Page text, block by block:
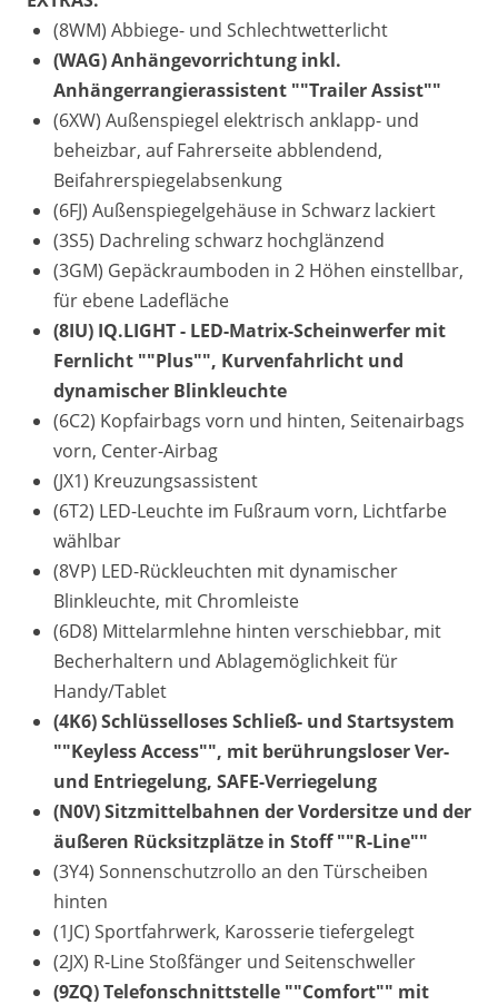
(8WM) Abbiege- und Schlechtwetterlicht
(WAG) Anhängevorrichtung inkl.
Anhängerrangierassistent ""Trailer Assist""
(6XW) Außenspiegel elektrisch anklapp- und
beheizbar, auf Fahrerseite abblendend,
Beifahrerspiegelabsenkung
(6FJ) Außenspiegelgehäuse in Schwarz lackiert
(3S5) Dachreling schwarz hochglänzend
(3GM) Gepäckraumboden in 2 Höhen einstellbar,
für ebene Ladefläche
(8IU) IQ.LIGHT - LED-Matrix-Scheinwerfer mit
Fernlicht ""Plus"", Kurvenfahrlicht und
dynamischer Blinkleuchte
(6C2) Kopfairbags vorn und hinten, Seitenairbags
vorn, Center-Airbag
(JX1) Kreuzungsassistent
(6T2) LED-Leuchte im Fußraum vorn, Lichtfarbe
wählbar
(8VP) LED-Rückleuchten mit dynamischer
Blinkleuchte, mit Chromleiste
(6D8) Mittelarmlehne hinten verschiebbar, mit
Becherhaltern und Ablagemöglichkeit für
Handy/Tablet
(4K6) Schlüsselloses Schließ- und Startsystem
""Keyless Access"", mit berührungsloser Ver-
und Entriegelung, SAFE-Verriegelung
(N0V) Sitzmittelbahnen der Vordersitze und der
äußeren Rücksitzplätze in Stoff ""R-Line""
(3Y4) Sonnenschutzrollo an den Türscheiben
hinten
(1JC) Sportfahrwerk, Karosserie tiefergelegt
(2JX) R-Line Stoßfänger und Seitenschweller
(9ZQ) Telefonschnittstelle ""Comfort"" mit